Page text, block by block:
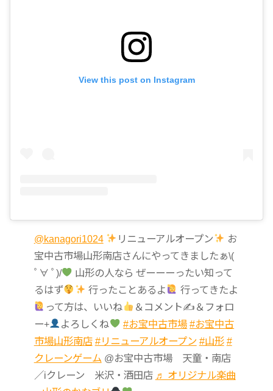
View this post on Instagram
@kanagori1024 リニューアルオープン
お
宝中古市場山形南店さんにやってきましたぁ\(
ﾟ∀ ﾟ)/
山形の人なら ぜーーーったい知って
るはず
行ったことあるよ
行ってきたよ
って方は、いいね
＆コメント✍ ＆フォロ
ー+
よろしくね #お宝中古市場 #お宝中古
市場山形南店 #リニューアルオープン #山形 #
クレーンゲーム @お宝中古市場 天童・南店
／iクレーン 米沢・酒田店 ♬ オリジナル楽曲